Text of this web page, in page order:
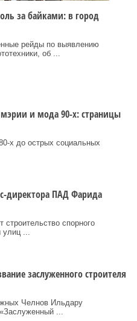
за байками: в город
рейды по выявлению
об ...
и мода 90-х: страницы
до острых социальных
директора ПАД Фарида
спорного
...
заслуженного строителя
Челнов Ильдару
...